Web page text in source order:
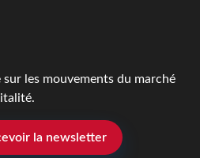
les mouvements du marché
la newsletter